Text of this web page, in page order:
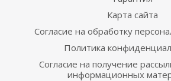
Карта сайта
Согласие на обработку
Политика
Согласие на получение
информационных